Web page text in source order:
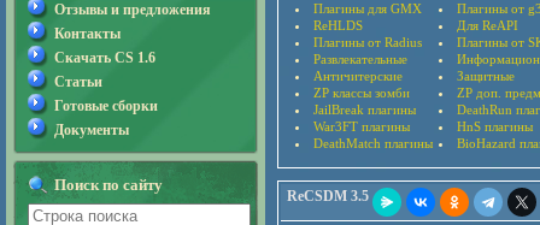
Плагины для GMX
Плагины от
ReHLDS
Для ReAPI
Плагины от Radius
Плагины от
Развлекательные
Античитерские
Защитные
ZP классы зомби
ZP доп.
JailBreak плагины
DeathRun
War3FT плагины
HnS плагины
DeathMatch плагины
BioHazard
ReCSDM 3.5
Отзывы и предложения
Контакты
Скачать CS 1.6
Статьи
Готовые сборки
Документы
Поиск по сайту